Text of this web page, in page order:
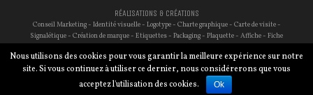
RÉALISATIONS & CRÉATIONS
Conseil Marketing- Identité visuelle- Logotype- Charte graphique- Carte de visite-
Signalétique - Création de marque - Etiquettes - Packaging - Plaquette - Affiche - Fiche
Réseaux sociaux-E-commerce
© Avina Conseil
Nous utilisons des cookies pour vous garantir la meilleure expérience sur notre
site. Si vous continuez à utiliser ce dernier, nous considérerons que vous
acceptez l'utilisation des cookies.
Ok